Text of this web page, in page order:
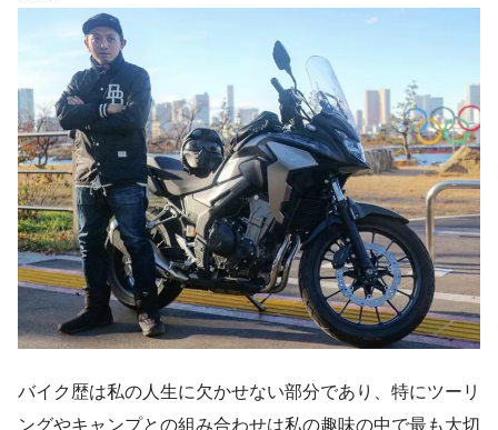
バイク歴は私の人生に欠かせない部分であり、特にツーリ
ングやキャンプとの組み合わせは私の趣味の中で最も大切